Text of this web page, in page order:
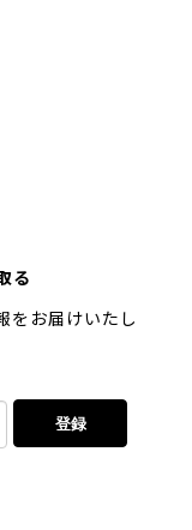
【 柴犬 毛色3色】マグカップ お家用 プレゼント コーギーブラザーズ 犬 うちの子
いました。 プ
る
をお届けいたし
登録